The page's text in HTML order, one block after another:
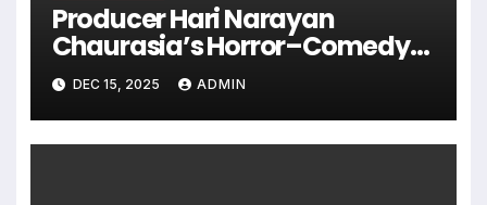
Producer Hari Narayan
Chaurasia’s Horror–Comedy
Film SIHARAN Released Across
India
DEC 15, 2025 ADMIN